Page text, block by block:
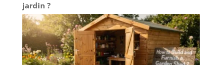
jardin ?